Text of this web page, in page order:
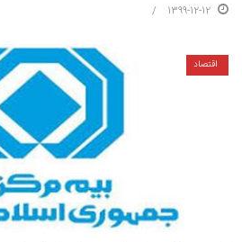
1399-12-12
اقتصاد